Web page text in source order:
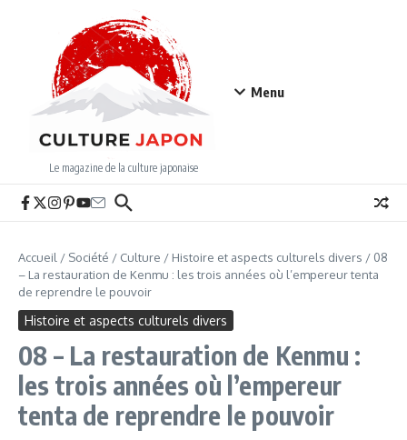
Le magazine de la culture japonaise
Menu
Accueil / Société / Culture / Histoire et aspects culturels divers / 08
– La restauration de Kenmu : les trois années où l’empereur tenta
de reprendre le pouvoir
Histoire et aspects culturels divers
08 – La restauration de Kenmu :
les trois années où l’empereur
tenta de reprendre le pouvoir